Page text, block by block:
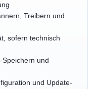
Treibern und
sofern technisch
Speichern und
und Update-